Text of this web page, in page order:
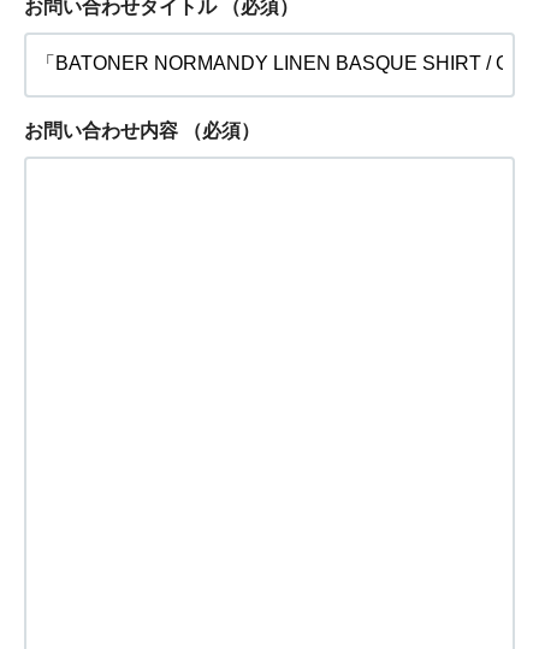
お問い合わせタイトル （必須）
お問い合わせ内容 （必須）